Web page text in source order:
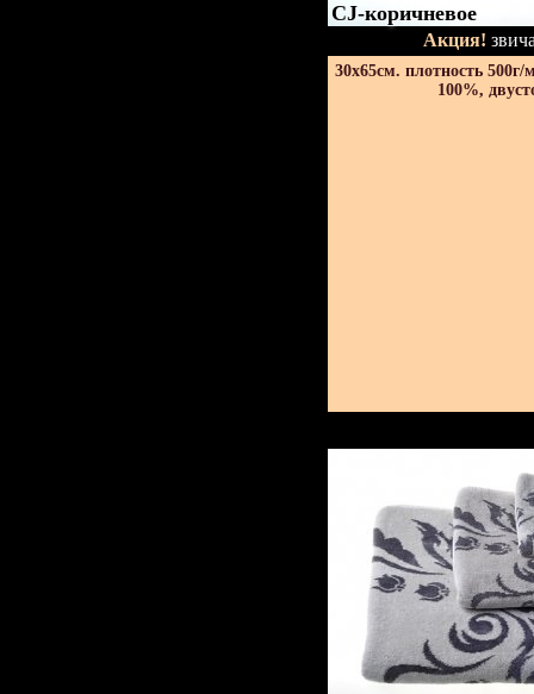
CJ-коричневое
Акция!
30х65см. плотность 500г/
100%,